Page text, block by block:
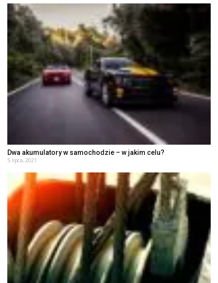
Dwa akumulatory w samochodzie – w jakim celu?
5 lipca, 2021